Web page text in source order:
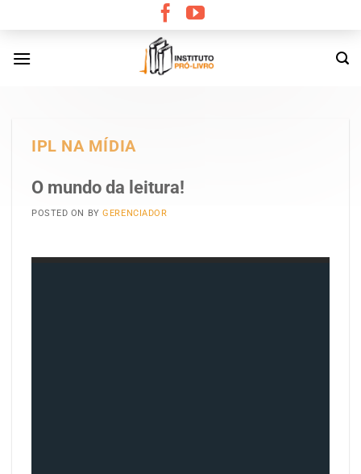
content
IPL NA MÍDIA
O mundo da leitura!
POSTED ON BYGERENCIADOR